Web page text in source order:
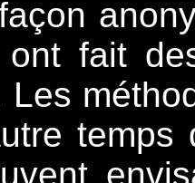
fait
Les